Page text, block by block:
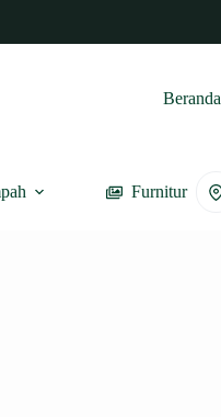
Beranda
Furnitur